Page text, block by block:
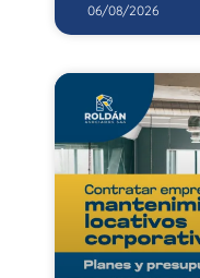
06/08/2026